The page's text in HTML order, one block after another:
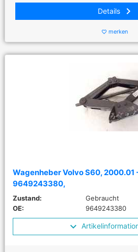
Details keyboard_arrow_right
favorite_border merken
Wagenheber Volvo S60, 2000.01
9649243380,
Zustand:
Gebraucht
OE:
9649243380